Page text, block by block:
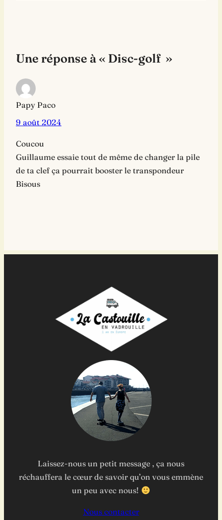
Une réponse à « Disc-golf »
Papy Paco
9 août 2024
Coucou
Guillaume essaie tout de même de changer la pile
de ta clef ça pourrait booster le transpondeur
Bisous
Laissez-nous un petit message , ça nous
réchauffera le cœur de savoir qu’on vous emmène
un peu avec nous!
Nous contacter